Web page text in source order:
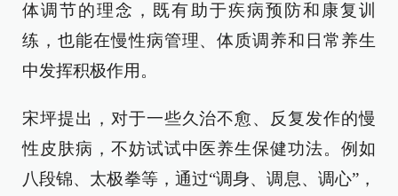
体调节的理念，既有助于疾病预防和康复训
练，也能在慢性病管理、体质调养和日常养生
中发挥积极作用。
宋坪提出，对于一些久治不愈、反复发作的慢
性皮肤病，不妨试试中医养生保健功法。例如
八段锦、太极拳等，通过“调身、调息、调心”，